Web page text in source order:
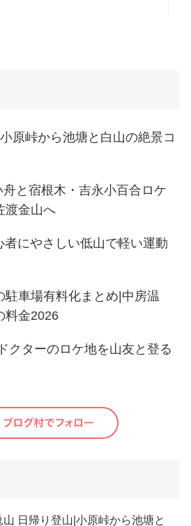
原峠から池塘と白山の絶景コ
と宿根木・吉永小百合ロケ
渡金山へ
にやさしい低山で軽い運動
駐車場有料化まとめ|中房温
料金2026
クターのロケ地を山友と登る
山 日帰り登山|小原峠から池塘と